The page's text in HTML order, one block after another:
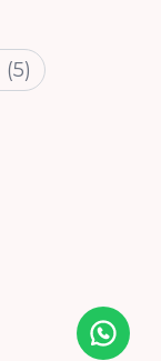
(5)
Icon